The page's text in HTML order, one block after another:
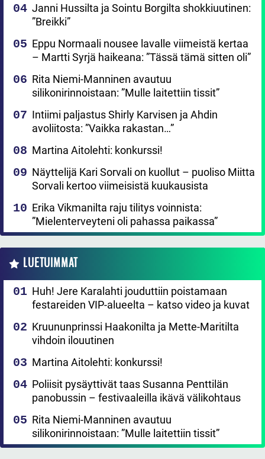
Janni Hussilta ja Sointu Borgilta shokkiuutinen:
”Breikki”
Eppu Normaali nousee lavalle viimeistä kertaa
– Martti Syrjä haikeana: ”Tässä tämä sitten oli”
Rita Niemi-Manninen avautuu
silikonirinnoistaan: ”Mulle laitettiin tissit”
Intiimi paljastus Shirly Karvisen ja Ahdin
avoliitosta: ”Vaikka rakastan…”
Martina Aitolehti: konkurssi!
Näyttelijä Kari Sorvali on kuollut – puoliso Miitta
Sorvali kertoo viimeisistä kuukausista
Erika Vikmanilta raju tilitys voinnista:
”Mielenterveyteni oli pahassa paikassa”
LUETUIMMAT
Huh! Jere Karalahti jouduttiin poistamaan
festareiden VIP-alueelta – katso video ja kuvat
Kruununprinssi Haakonilta ja Mette-Maritilta
vihdoin ilouutinen
Martina Aitolehti: konkurssi!
Poliisit pysäyttivät taas Susanna Penttilän
panobussin – festivaaleilla ikävä välikohtaus
Rita Niemi-Manninen avautuu
silikonirinnoistaan: ”Mulle laitettiin tissit”